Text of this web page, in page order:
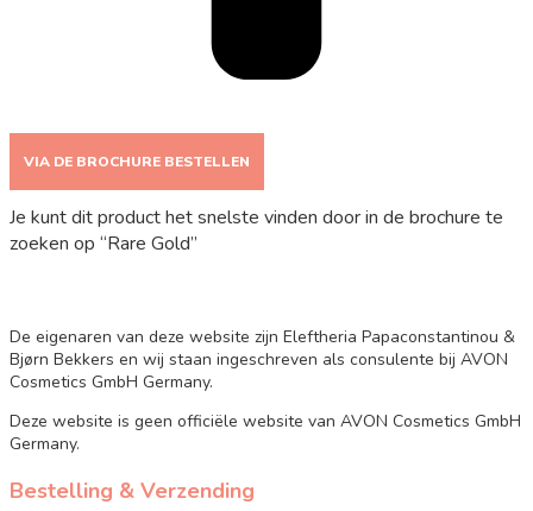
VIA DE BROCHURE BESTELLEN
Je kunt dit product het snelste vinden door in de brochure te
zoeken op “Rare Gold”
De eigenaren van deze website zijn Eleftheria Papaconstantinou &
Bjørn Bekkers en wij staan ingeschreven als consulente bij AVON
Cosmetics GmbH Germany.
Deze website is geen officiële website van AVON Cosmetics GmbH
Germany.
Bestelling & Verzending